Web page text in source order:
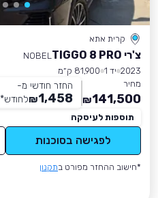
קרית אתא
צ'רי TIGGO 8 PRO
NOBEL
2023 יד 1
81,900 ק״מ
מחיר
141,500
₪
החזר חודשי מ-
1,458
₪לחודש*
תוספות לעיסקה
לפגישה בסוכנות
*חישוב ההחזר מפורט בתקנון